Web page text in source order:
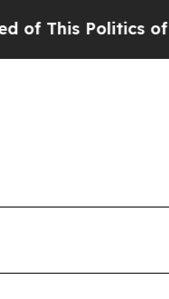
Politics of Hatred”